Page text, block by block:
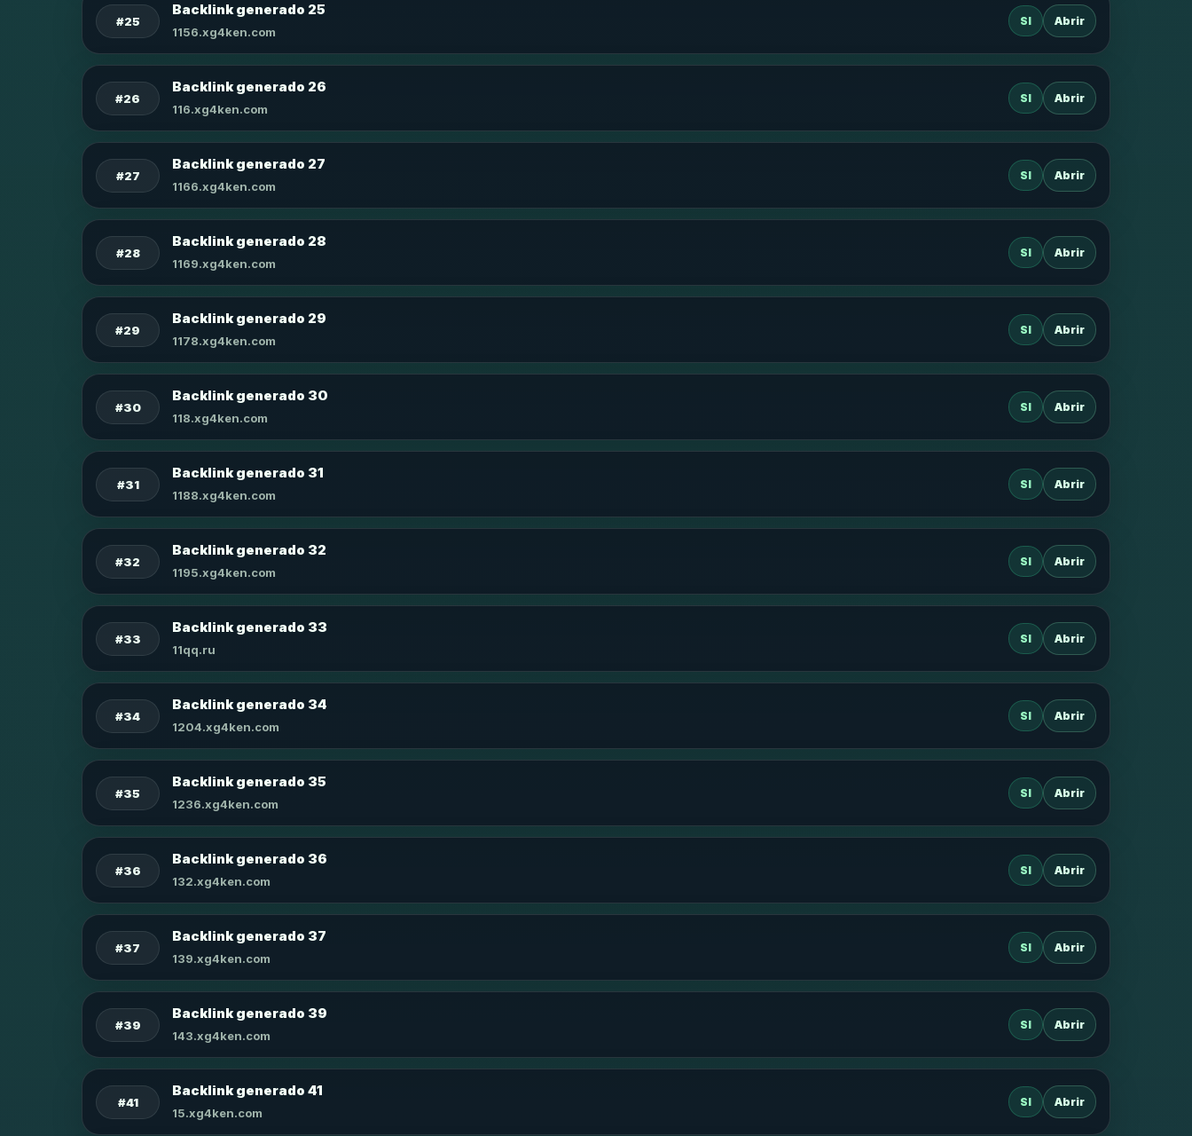
#25
Backlink generado 25
1156.xg4ken.com
SI Abrir
#26
Backlink generado 26
116.xg4ken.com
SI Abrir
#27
Backlink generado 27
1166.xg4ken.com
SI Abrir
#28
Backlink generado 28
1169.xg4ken.com
SI Abrir
#29
Backlink generado 29
1178.xg4ken.com
SI Abrir
#30
Backlink generado 30
118.xg4ken.com
SI Abrir
#31
Backlink generado 31
1188.xg4ken.com
SI Abrir
#32
Backlink generado 32
1195.xg4ken.com
SI Abrir
#33
Backlink generado 33
11qq.ru
SI Abrir
#34
Backlink generado 34
1204.xg4ken.com
SI Abrir
#35
Backlink generado 35
1236.xg4ken.com
SI Abrir
#36
Backlink generado 36
132.xg4ken.com
SI Abrir
#37
Backlink generado 37
139.xg4ken.com
SI Abrir
#39
Backlink generado 39
143.xg4ken.com
SI Abrir
#41
Backlink generado 41
15.xg4ken.com
SI Abrir